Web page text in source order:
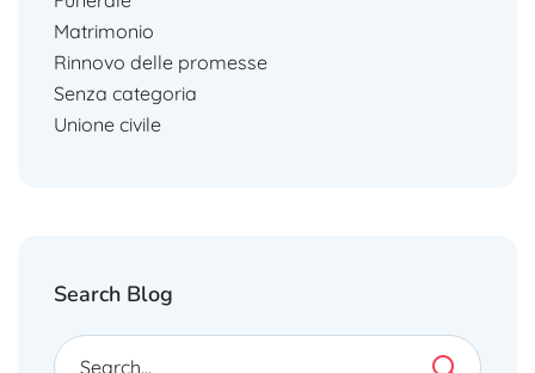
Matrimonio
Rinnovo delle promesse
Senza categoria
Unione civile
Search Blog